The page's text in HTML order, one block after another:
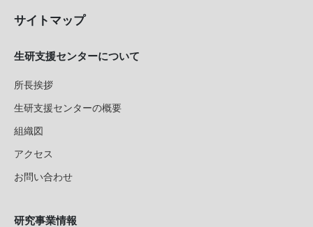
サイトマップ
生研支援センターについて
所長挨拶
生研支援センターの概要
組織図
アクセス
お問い合わせ
研究事業情報